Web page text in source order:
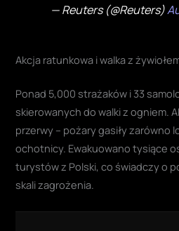
— Reuters (@Reuters)
Akcja ratunkowa i walka z
Ponad 5,000 strażaków i 33
skierowanych do walki z ogniem.
przerwy – pożary gasiły zarówno
ochotnicy. Ewakuowano tysiące
turystów z Polski, co świadczy o
skali zagrożenia.